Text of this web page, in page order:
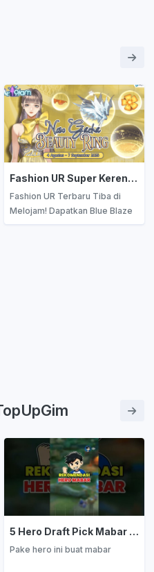
Fashion UR Super Keren Hadir di Melojam! Spin di Beauty Ring dan Dapatkan Blue Blaze Wing & Ink Golden Max!
Fashion UR Terbaru Tiba di
Melojam! Dapatkan Blue Blaze
Wing & Ink Golden Max lewat
5 Hero Draft Pick Mabar Auto Win
Pake hero ini buat mabar